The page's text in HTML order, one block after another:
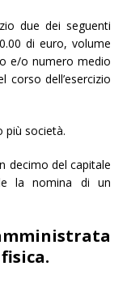
due dei seguenti
di euro, volume
e/o numero medio
corso dell’esercizio
più società.
decimo del capitale
la nomina di un